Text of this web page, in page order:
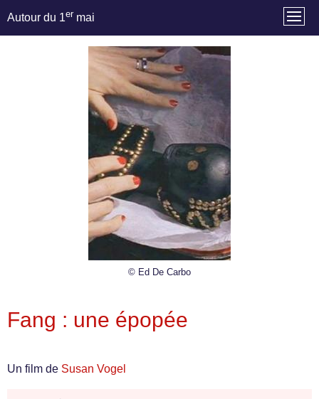
Autour du 1er mai
© Ed De Carbo
Fang : une épopée
Un film de Susan Vogel